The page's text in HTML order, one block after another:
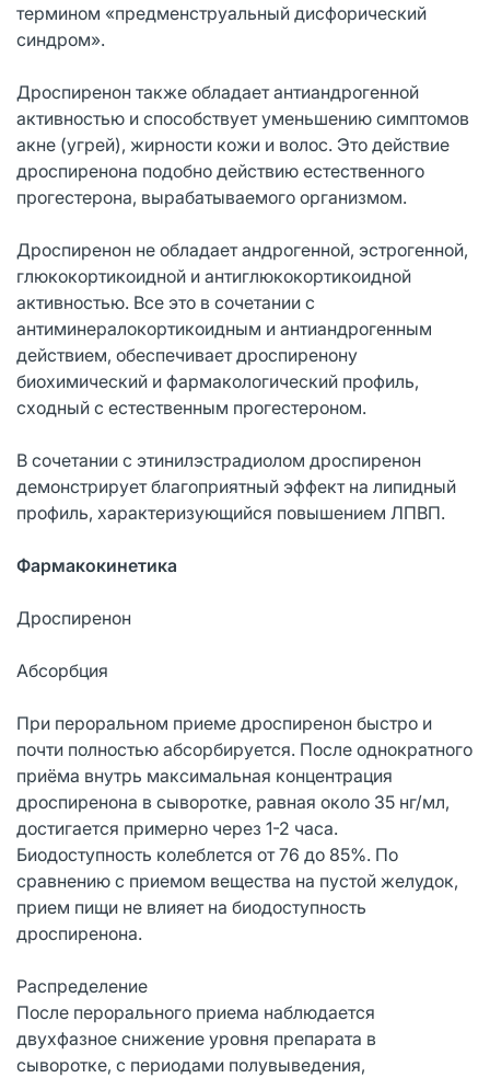
термином «предменструальный дисфорический
синдром».
Дроспиренон также обладает антиандрогенной
активностью и способствует уменьшению симптомов
акне (угрей), жирности кожи и волос. Это действие
дроспиренона подобно действию естественного
прогестерона, вырабатываемого организмом.
Дроспиренон не обладает андрогенной, эстрогенной,
глюкокортикоидной и антиглюкокортикоидной
активностью. Все это в сочетании с
антиминералокортикоидным и антиандрогенным
действием, обеспечивает дроспиренону
биохимический и фармакологический профиль,
сходный с естественным прогестероном.
В сочетании с этинилэстрадиолом дроспиренон
демонстрирует благоприятный эффект на липидный
профиль, характеризующийся повышением ЛПВП.
Фармакокинетика
Дроспиренон
Абсорбция
При пероральном приеме дроспиренон быстро и
почти полностью абсорбируется. После однократного
приёма внутрь максимальная концентрация
дроспиренона в сыворотке, равная около 35 нг/мл,
достигается примерно через 1-2 часа.
Биодоступность колеблется от 76 до 85%. По
сравнению с приемом вещества на пустой желудок,
прием пищи не влияет на биодоступность
дроспиренона.
Распределение
После перорального приема наблюдается
двухфазное снижение уровня препарата в
сыворотке, с периодами полувыведения,